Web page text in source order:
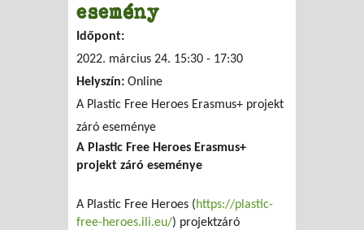
esemény
Időpont:
2022. március 24. 15:30 - 17:30
Helyszín: Online
A Plastic Free Heroes Erasmus+ projekt
záró eseménye
A Plastic Free Heroes Erasmus+
projekt záró eseménye
A Plastic Free Heroes (https://plastic-
free-heroes.ili.eu/) projektzáró